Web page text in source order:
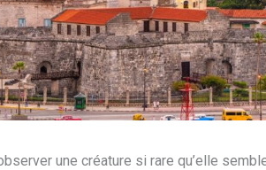
une créature si rare qu’elle